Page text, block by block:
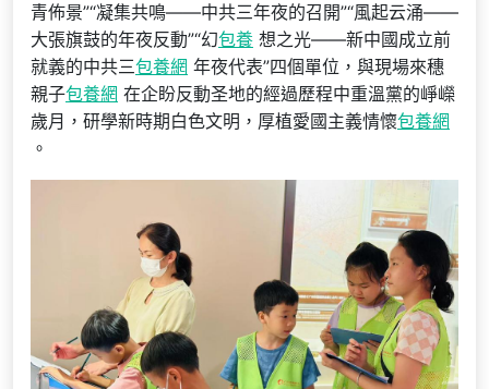
青佈景”“凝集共鳴——中共三年夜的召開”“風起云涌——
大張旗鼓的年夜反動”“幻包養 想之光——新中國成立前
就義的中共三包養網 年夜代表”四個單位，與現場來穗
親子包養網 在企盼反動圣地的經過歷程中重溫黨的崢嶸
歲月，研學新時期白色文明，厚植愛國主義情懷包養網
。